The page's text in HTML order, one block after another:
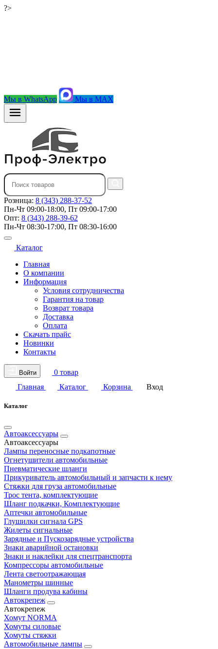
?>
Мы в WhatsApp Мы в MAX
Розница: 8 (343) 288-37-52
Пн-Чт 09:00-18:00, Пт 09:00-17:00
Опт: 8 (343) 288-39-62
Пн-Чт 08:30-17:00, Пт 08:30-16:00
Каталог
Главная
О компании
Информация
Условия сотрудничества
Гарантия на товар
Возврат товара
Доставка
Оплата
Скачать прайс
Новинки
Контакты
Войти
0 товар
Главная
Каталог Корзина Вход
Каталог
Автоаксессуары
Автоаксессуары
Лампы переносные подкапотные
Огнетушители автомобильные
Пневматические шланги
Прикуриватель автомобильный и запчасти к нему
Стяжки для груза автомобильные
Трос тента, комплектующие
Шланг подкачки, Комплектующие
Аптечки автомобильные
Глушилки сигнала GPS
Жилеты сигнальные
Зарядные и Пускозарядные устройства
Знаки аварийной остановки
Знаки и наклейки для спецтранспорта
Компрессоры автомобильные
Лента светоотражающая
Манометры шинные
Шланги продува кабины
Автокрепеж
Автокрепеж
Хомут NORMA
Хомуты силовые
Хомуты стяжки
Автомобильные лампы